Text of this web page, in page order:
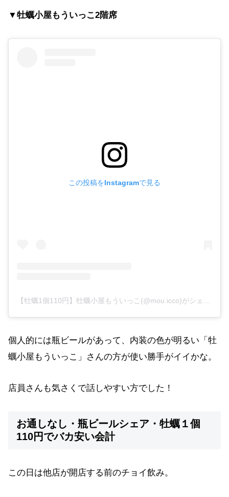
▼牡蠣小屋もういっこ2階席
この投稿をInstagramで見る
個人的には瓶ビールがあって、内装の色が明るい「牡
蠣小屋もういっこ」さんの方が使い勝手がイイかな。
店員さんも気さくで話しやすい方でした！
お通しなし・瓶ビールシェア・牡蠣１個
110円でバカ安い会計
この日は他店が開店する前のチョイ飲み。